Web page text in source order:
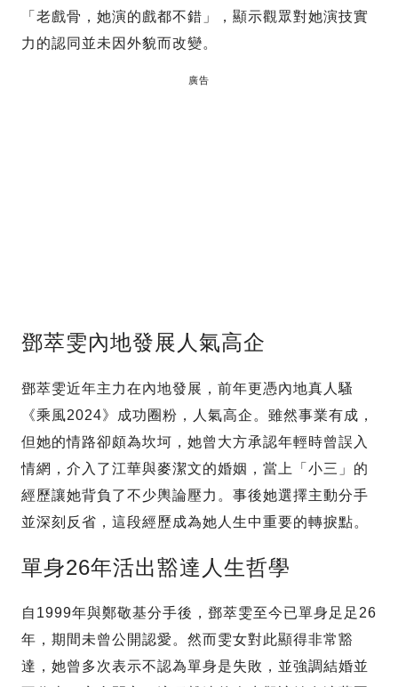
「老戲骨，她演的戲都不錯」，顯示觀眾對她演技實
力的認同並未因外貌而改變。
廣告
鄧萃雯內地發展人氣高企
鄧萃雯近年主力在內地發展，前年更憑內地真人騷
《乘風2024》成功圈粉，人氣高企。雖然事業有成，
但她的情路卻頗為坎坷，她曾大方承認年輕時曾誤入
情網，介入了江華與麥潔文的婚姻，當上「小三」的
經歷讓她背負了不少輿論壓力。事後她選擇主動分手
並深刻反省，這段經歷成為她人生中重要的轉捩點。
單身26年活出豁達人生哲學
自1999年與鄭敬基分手後，鄧萃雯至今已單身足足26
年，期間未曾公開認愛。然而雯女對此顯得非常豁
達，她曾多次表示不認為單身是失敗，並強調結婚並